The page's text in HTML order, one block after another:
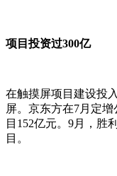
项目投资过300亿
在触摸屏项目建设投
屏。京东方在7月定
目152亿元。9月，胜
目。